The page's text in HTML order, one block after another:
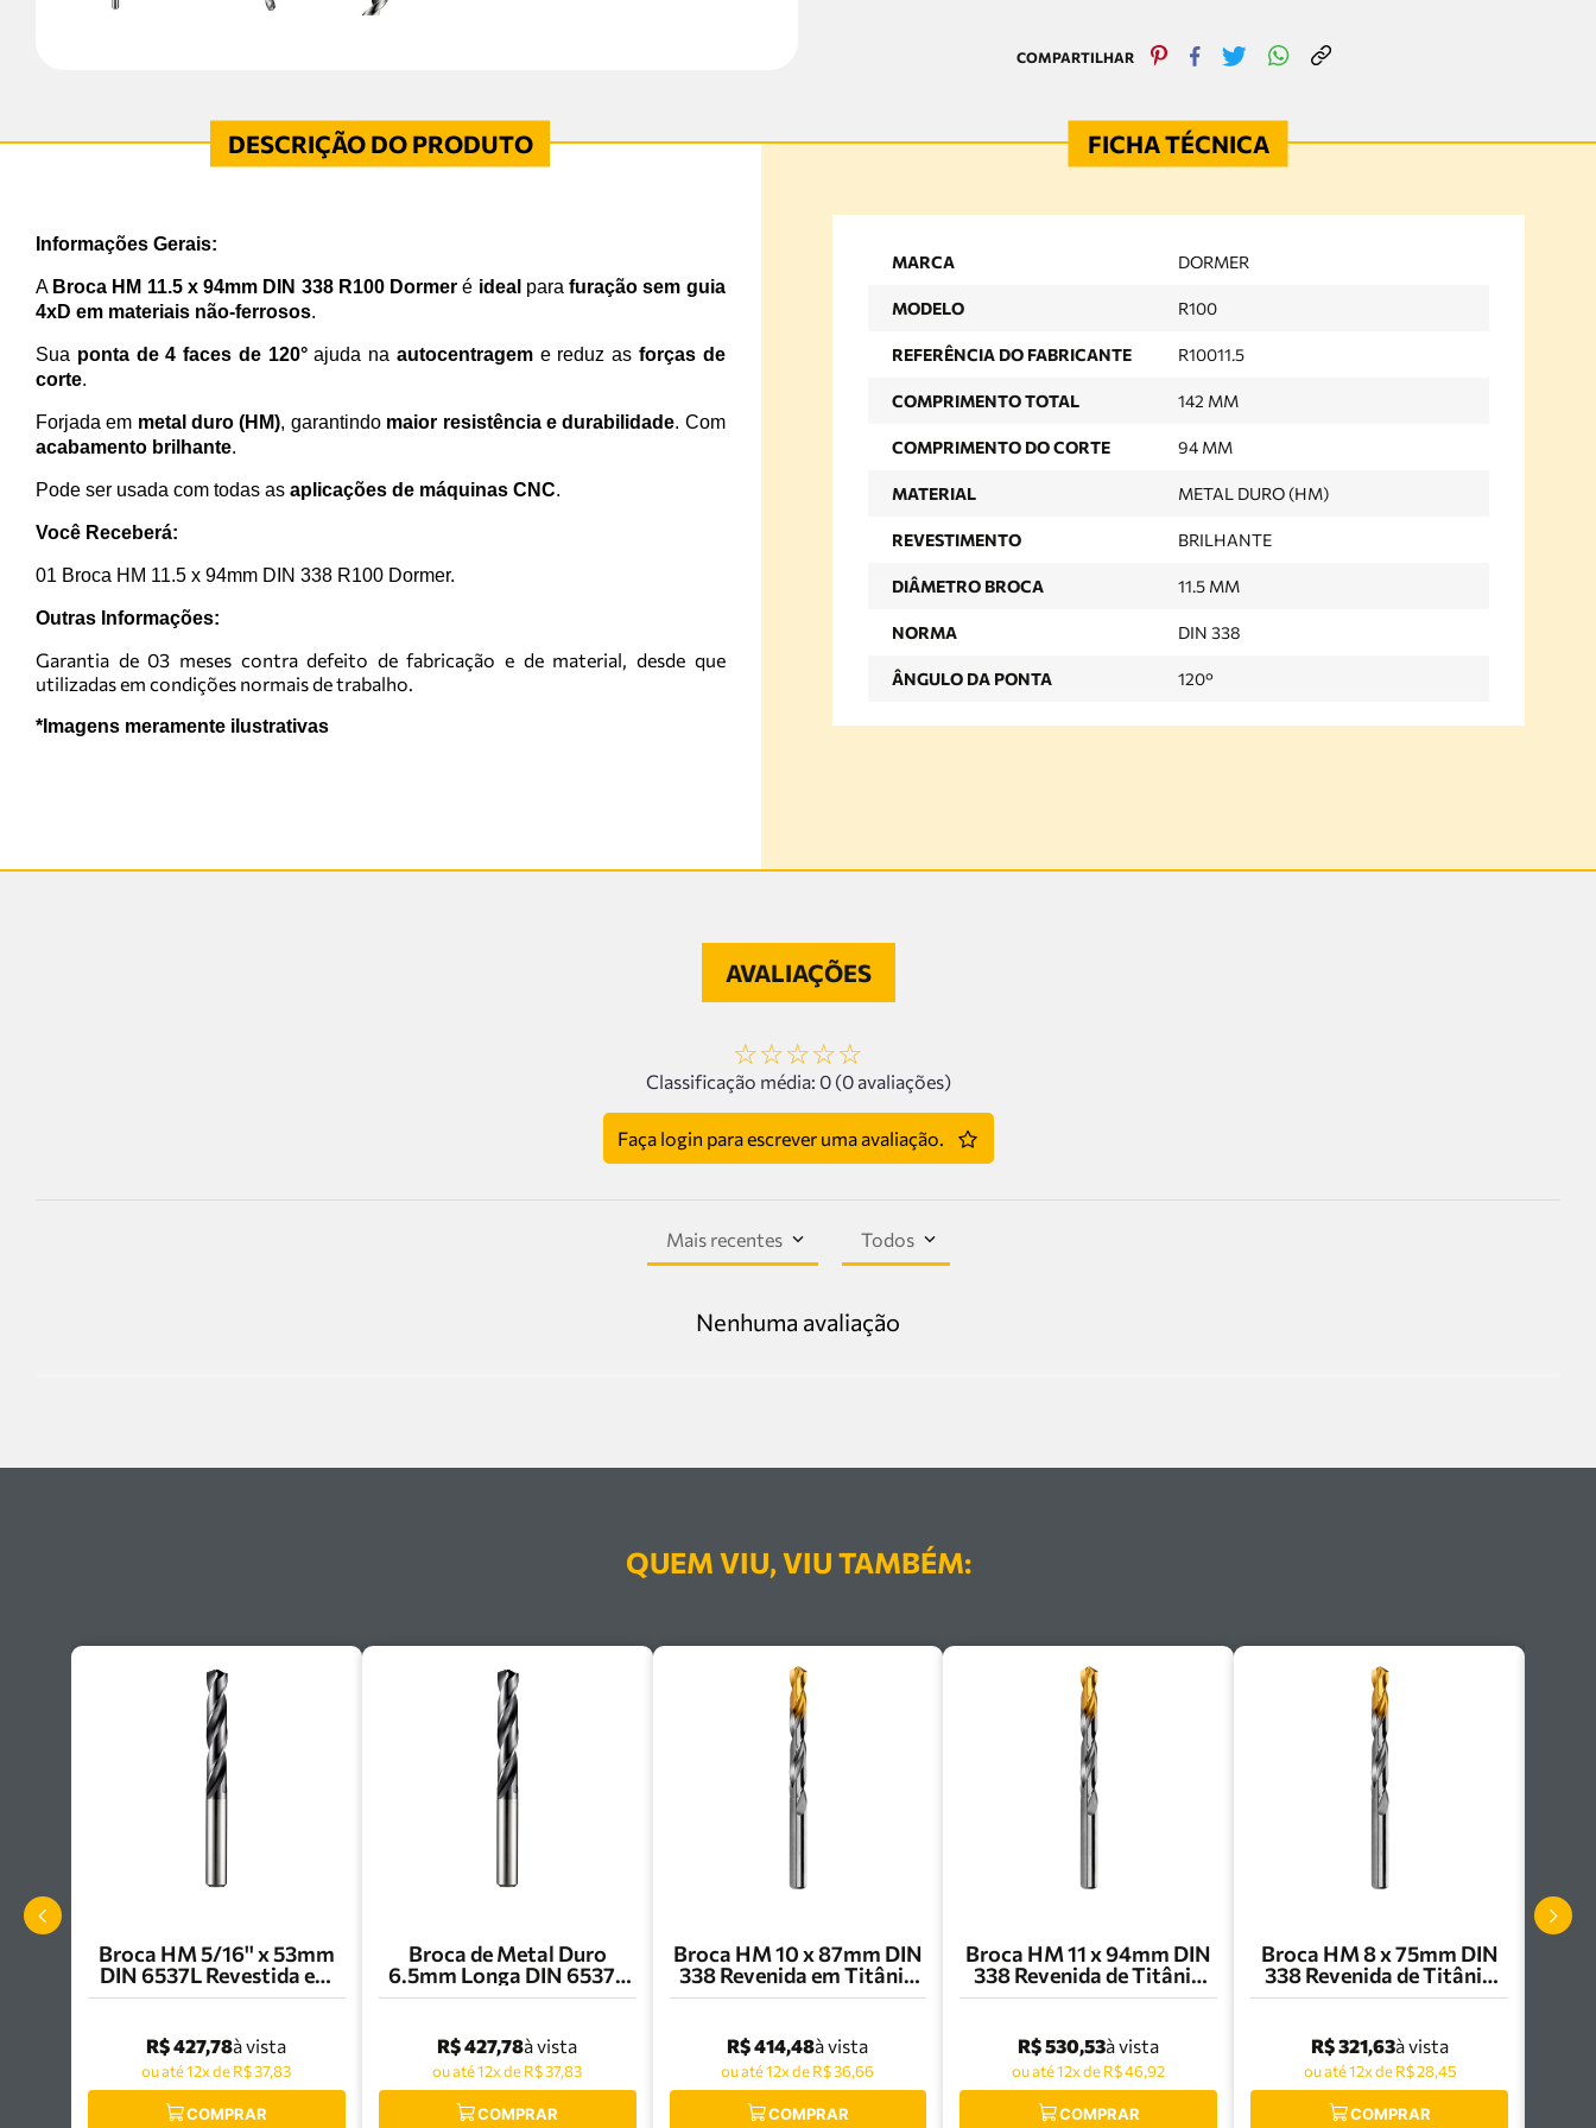
Informações Gerais:
A Broca HM 11.5 x 94mm DIN 338 R100 Dormer é ideal parafuração sem guia
4xD em materiais não-ferrosos.
Sua ponta de 4 faces de 120°ajuda na autocentrageme reduz as forças de
corte.
Forjada em metal duro (HM), garantindo maior resistência e durabilidade. Com
acabamento brilhante.
Pode ser usada com todas as aplicações de máquinas CNC.
Você Receberá:
01 Broca HM 11.5 x 94mm DIN 338 R100 Dormer.
Outras Informações:
Garantia de 03 meses contra defeito de fabricação e de material, desde que
utilizadas em condições normais de trabalho.
*Imagens meramente ilustrativas
MARCA DORMER
MODELO R100
REFERÊNCIA DO FABRICANTE R10011.5
COMPRIMENTO TOTAL 142 MM
COMPRIMENTO DO CORTE 94 MM
MATERIAL METAL DURO (HM)
REVESTIMENTO BRILHANTE
DIÂMETRO BROCA 11.5 MM
NORMA DIN 338
ÂNGULO DA PONTA 120°
AVALIAÇÕES
☆☆☆☆☆
Classificação média: 0 (0 avaliações)
Faça login para escrever uma avaliação.
Mais recentes Todos
Nenhuma avaliação
QUEM VIU, VIU TAMBÉM:
Broca HM 5/16'' x 53mm
DIN 6537L Revestida em
TiAlN R454 Dormer -
R$ 427,78à vista
ou até 12x de R$ 37,83
COMPRAR
Broca de Metal Duro
6.5mm Longa DIN 6537L
Dormer - R4546.5
R$ 427,78à vista
ou até 12x de R$ 37,83
COMPRAR
Broca HM 10 x 87mm DIN
338 Revenida em Titânio
R003 Dormer- R00310.0
R$ 414,48à vista
ou até 12x de R$ 36,66
COMPRAR
Broca HM 11 x 94mm DIN
338 Revenida de Titânio
R003 Dormer - R00311.0
R$ 530,53à vista
ou até 12x de R$ 46,92
COMPRAR
Broca HM 8 x 75mm DIN
338 Revenida de Titânio
R003 Dormer - R0038.0
R$ 321,63à vista
ou até 12x de R$ 28,45
COMPRAR